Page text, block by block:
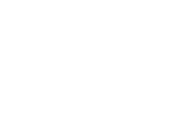
hřiště, směnárna, bankomat, salon krásy, půjčovna